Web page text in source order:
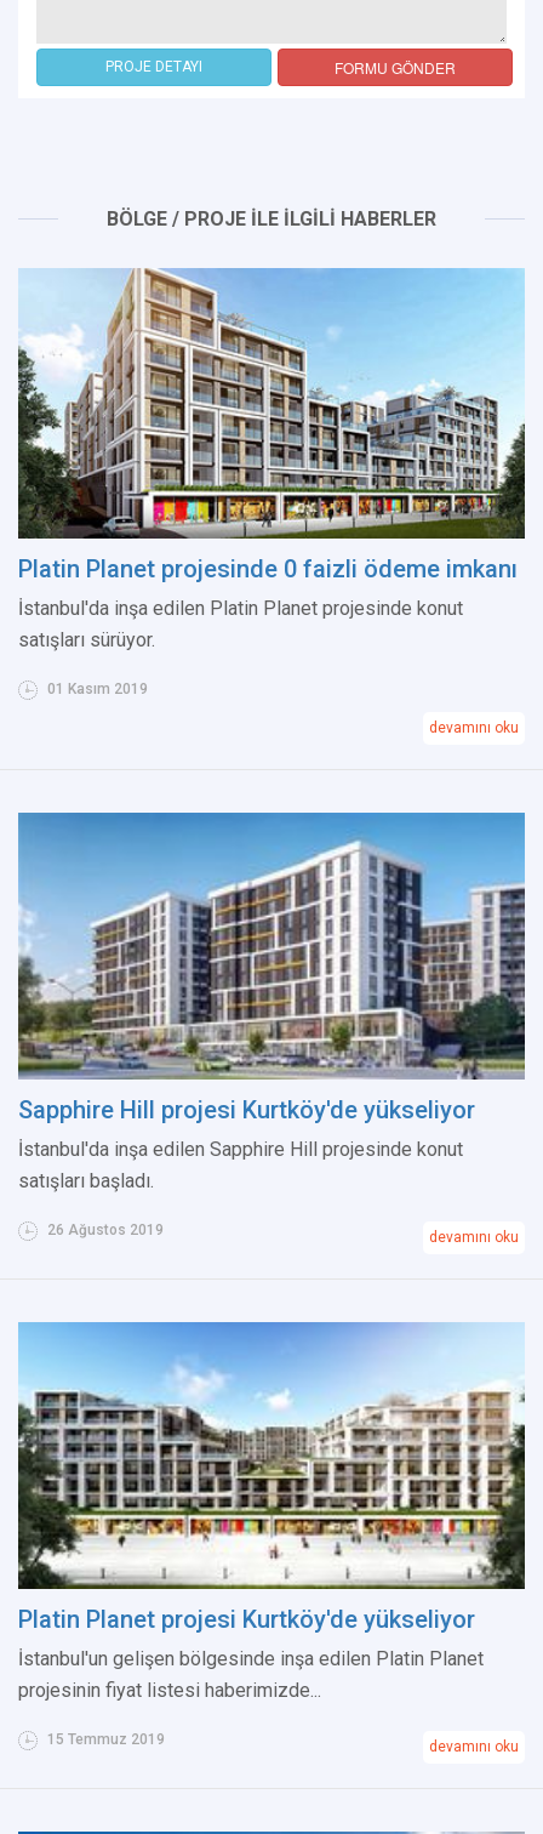
PROJE DETAYI FORMU GÖNDER
BÖLGE / PROJE İLE İLGİLİ HABERLER
Platin Planet projesinde 0 faizli ödeme imkanı
İstanbul'da inşa edilen Platin Planet projesinde konut
satışları sürüyor.
01 Kasım 2019
devamını oku
Sapphire Hill projesi Kurtköy'de yükseliyor
İstanbul'da inşa edilen Sapphire Hill projesinde konut
satışları başladı.
26 Ağustos 2019 devamını oku
Platin Planet projesi Kurtköy'de yükseliyor
İstanbul'un gelişen bölgesinde inşa edilen Platin Planet
projesinin fiyat listesi haberimizde...
15 Temmuz 2019 devamını oku